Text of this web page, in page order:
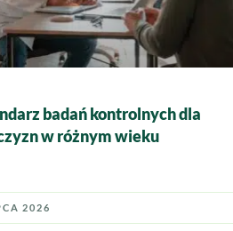
badań kontrolnych dla
w różnym wieku
2026